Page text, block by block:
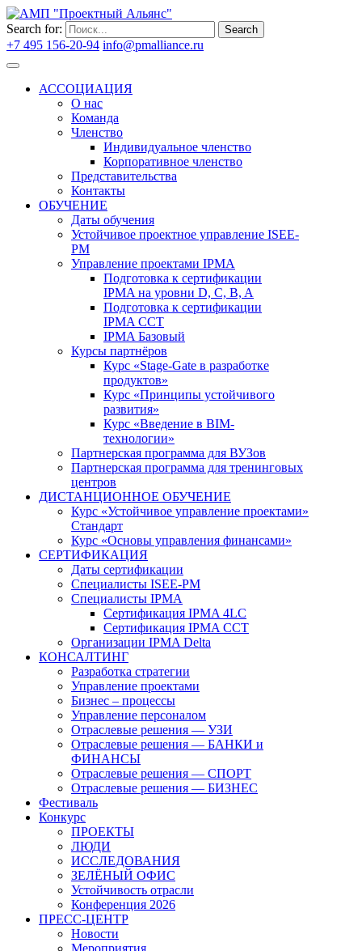
Search for: Search
+7 495 156-20-94 info@pmalliance.ru
АССОЦИАЦИЯ
О нас
Команда
Членство
Индивидуальное членство
Корпоративное членство
Представительства
Контакты
ОБУЧЕНИЕ
Даты обучения
Устойчивое проектное управление ISEE-
PM
Управление проектами IPMA
Подготовка к сертификации
IPMA на уровни D, C, B, A
Подготовка к сертификации
IPMA CCT
IPMA Базовый
Курсы партнёров
Курс «Stage-Gate в разработке
продуктов»
Курс «Принципы устойчивого
развития»
Курс «Введение в BIM-
технологии»
Партнерская программа для ВУЗов
Партнерская программа для тренинговых
центров
ДИСТАНЦИОННОЕ ОБУЧЕНИЕ
Курс «Устойчивое управление проектами»
Стандарт
Курс «Основы управления финансами»
СЕРТИФИКАЦИЯ
Даты сертификации
Специалисты ISEE-PM
Специалисты IPMA
Сертификация IPMA 4LC
Сертификация IPMA CCT
Организации IPMA Delta
КОНСАЛТИНГ
Разработка стратегии
Управление проектами
Бизнес – процессы
Управление персоналом
Отраслевые решения — УЗИ
Отраслевые решения — БАНКИ и
ФИНАНСЫ
Отраслевые решения — СПОРТ
Отраслевые решения — БИЗНЕС
Фестиваль
Конкурс
ПРОЕКТЫ
ЛЮДИ
ИССЛЕДОВАНИЯ
ЗЕЛЁНЫЙ ОФИС
Устойчивость отрасли
Конференция 2026
ПРЕСС-ЦЕНТР
Новости
Мероприятия